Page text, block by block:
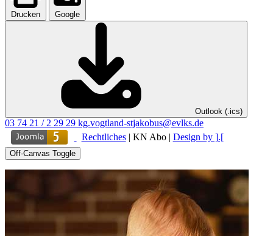
Drucken Google
Outlook (.ics)
03 74 21 / 2 29 29 kg.vogtland-stjakobus@evlks.de
Rechtliches| KN Abo| Design by ].[
Off-Canvas Toggle